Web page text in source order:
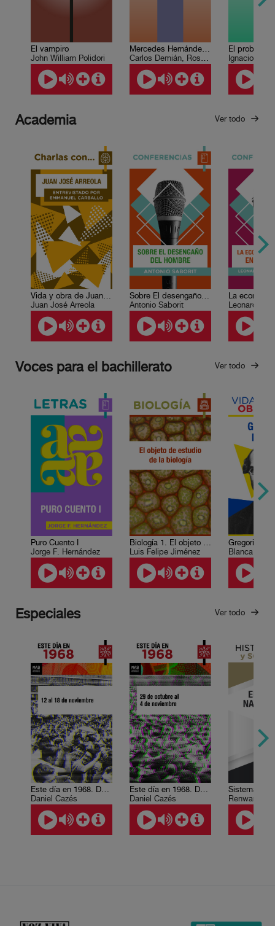
El vampiro
John William Polidori
Mercedes Hernández narra…
Carlos Demián, Rosario Novoa
El problema
Ignacio
Academia Ver todo
Vida y obra de Juan José Arreola
Juan José Arreola
Sobre El desengaño del hombre
Antonio Saborit
Voces para el bachillerato Ver todo
Puro Cuento I
Jorge F. Hernández
Biología 1. El objeto de estudio de la biología
Luis Felipe Jiménez
Gregorio
Especiales Ver todo
Este día en 1968. Del 12 al 18 de noviembre
Daniel Cazés
Este día en 1968. Del 29 de octubre al 4 de noviembre
Daniel Cazés